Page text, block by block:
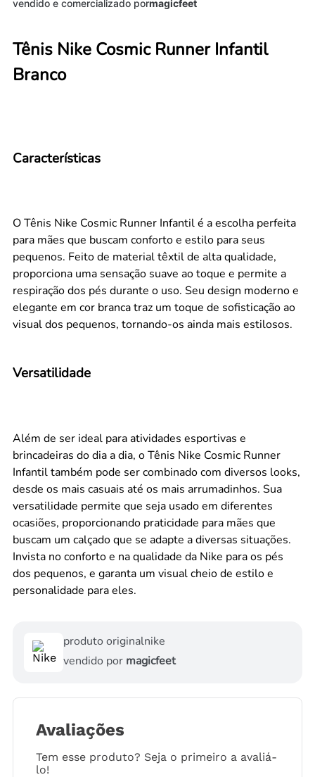
vendido e comercializado pormagicfeet
Tênis Nike Cosmic Runner Infantil
Branco
Características
O Tênis Nike Cosmic Runner Infantil é a escolha perfeita
para mães que buscam conforto e estilo para seus
pequenos. Feito de material têxtil de alta qualidade,
proporciona uma sensação suave ao toque e permite a
respiração dos pés durante o uso. Seu design moderno e
elegante em cor branca traz um toque de sofisticação ao
visual dos pequenos, tornando-os ainda mais estilosos.
Versatilidade
Além de ser ideal para atividades esportivas e
brincadeiras do dia a dia, o Tênis Nike Cosmic Runner
Infantil também pode ser combinado com diversos looks,
desde os mais casuais até os mais arrumadinhos. Sua
versatilidade permite que seja usado em diferentes
ocasiões, proporcionando praticidade para mães que
buscam um calçado que se adapte a diversas situações.
Invista no conforto e na qualidade da Nike para os pés
dos pequenos, e garanta um visual cheio de estilo e
personalidade para eles.
produto originalnike
vendido por magicfeet
Avaliações
Tem esse produto? Seja o primeiro a avaliá-
lo!